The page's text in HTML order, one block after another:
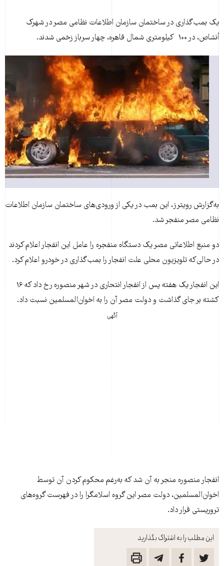
این مطلب را به اشتراک بگذارید
يک بمب‌گذاری در ساختمان سازمان اطلاعات نظامی مصر در شهرک
أنشاص، در ۱۰۰ کيلومتری شمال قاهره، چهار سرباز زخمی شدند.
به‌گزارش رويترز، اين بمب در يکی از ورودی‌های ساختمان سازمان اطلاعات
نظامی مصر منفجر شد.
دو منبع اطلاعاتی مصر يک دستگاه منفجره را عامل اين انفجار اعلام کردند
در حالی‌که تلويزيون محلی علت انفجار را بمب‌گذاری در خودرو اعلام کرد.
اين انفجار يک هفته پس از انفجار انتحاری در شهر منصوره رخ داد که ۱۶
کشته بر جای گذاشت و دولت مصر آن را به اخوان‌المسلمين نسبت داد.
آگهی
انفجار منصوره منجر به آن شد که به‌رغم محکوم کردن آن توسط
اخوان‌المسلمين، دولت مصر اين گروه اسلامگرا را در فهرست گروه‌های
تروريستی قرار داد.